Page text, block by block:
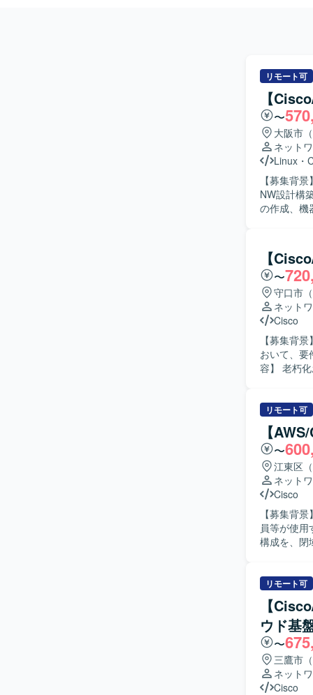
リモート可
【
〜
大阪市
ネット
Linux ・
【募集背景
NW設計構
の作成、機
だく可能性もございます。 【求め
られるコ
どの細かな
です。 【ポジションの魅力】 ネットワーク設計から構築、運用まで一連の工程に関わることが
でき、
ットワーク
【開発環
【
〜
守口市
ネット
Cisco
【募集背
おいて、要
容】 老朽
ます。 ベ
ンを取りながら
すべき点
況に応じた
ジション
ズまで一
に高めてい
将来的なリ
L2/L3スイ
器を中心と
リモート可
【
〜
江東区
ネット
Cisco
【募集背景
員等が使
構成を、閉
体的に対応いただける
せたネッ
クラウド接続
VPN）、
カルブレイ
リモート可
【
ウド基
〜
三鷹市
ネット
Cisco